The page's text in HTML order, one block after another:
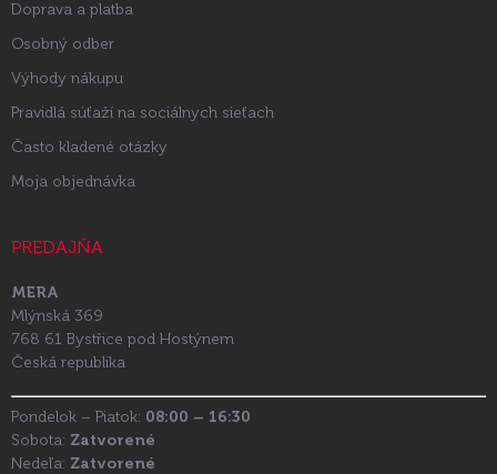
Doprava a platba
Osobný odber
Výhody nákupu
Pravidlá súťaží na sociálnych sieťach
Často kladené otázky
Moja objednávka
PREDAJŇA
MERA
Mlýnská 369
768 61 Bystřice pod Hostýnem
Česká republika
Pondelok – Piatok: 08:00 – 16:30
Sobota: Zatvorené
Nedeľa: Zatvorené